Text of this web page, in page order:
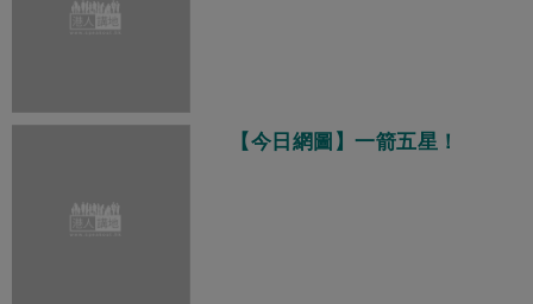
【今日網圖】一箭五星！